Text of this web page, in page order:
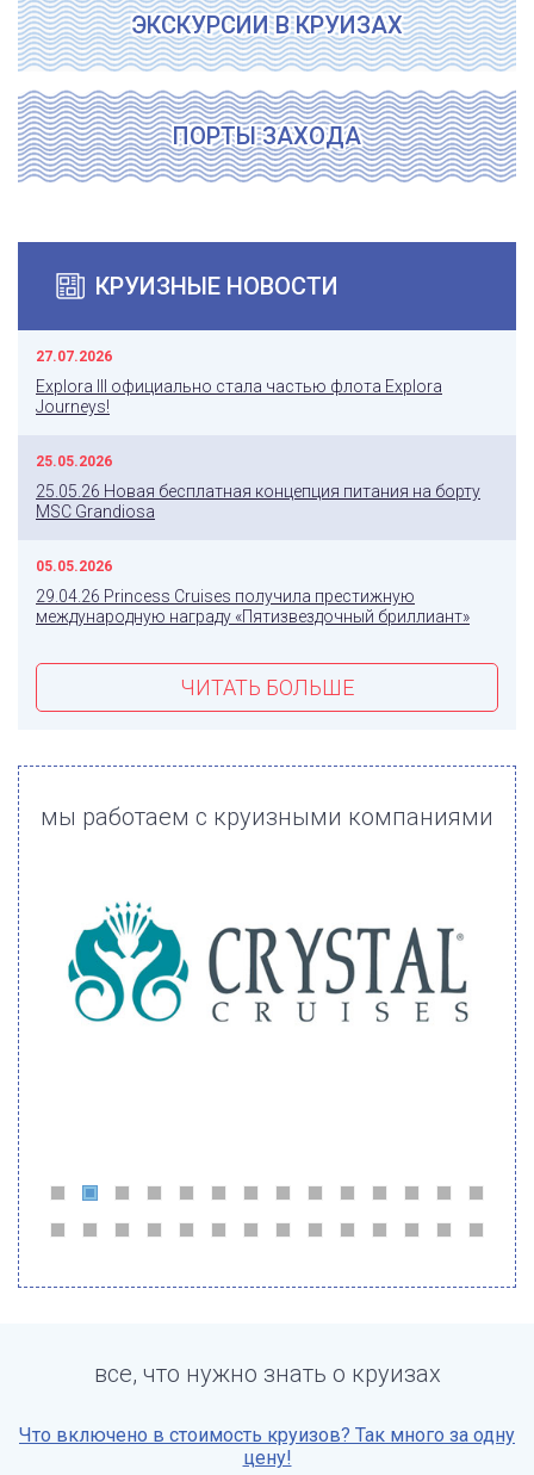
ЭКСКУРСИИ В КРУИЗАХ
ПОРТЫ ЗАХОДА
КРУИЗНЫЕ НОВОСТИ
27.07.2026
Explora III официально стала частью флота Explora
Journeys!
25.05.2026
25.05.26 Новая бесплатная концепция питания на борту
MSC Grandiosa
05.05.2026
29.04.26 Princess Cruises получила престижную
международную награду «Пятизвездочный бриллиант»
ЧИТАТЬ БОЛЬШЕ
мы работаем с круизными компаниями
все, что нужно знать о круизах
Что включено в стоимость круизов? Так много за одну
цену!